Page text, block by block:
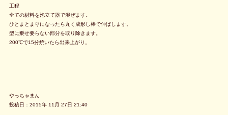
工程
全ての材料を泡立て器で混ぜます。
ひとまとまりになったら丸く成形し棒で伸ばします。
型に乗せ要らない部分を取り除きます。
200℃で15分焼いたら出来上がり。
やっちゃまん
投稿日：2015年 11月 27日 21:40